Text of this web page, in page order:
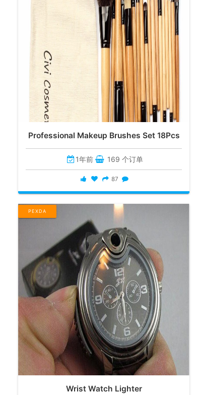
Professional Makeup Brushes Set 18Pcs
1年前 169 个订单
87
PEXDA
Wrist Watch Lighter